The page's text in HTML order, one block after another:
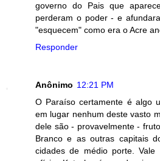
governo do Pais que
perderam o poder - e
"esquecem" como era o Acre
Responder
Anônimo 12:21 PM
O Paraíso certamente é algo
em lugar nenhum deste vasto
dele são - provavelmente -
Branco e as outras capitais
cidades de médio porte.